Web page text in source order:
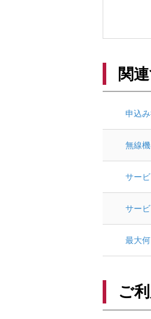
関
申込
無線
サー
サー
最大
ご